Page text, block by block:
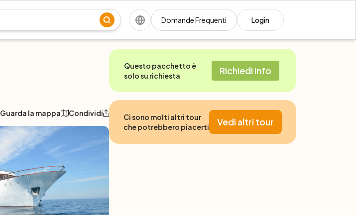
Domande Frequenti Login
Guarda la mappa Condividi
Questo pacchetto è
solo su richiesta
Richiedi info
Ci sono molti altri tour
che potrebbero piacerti
Vedi altri tour